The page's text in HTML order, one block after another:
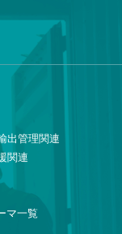
出管理関連
関連
マ一覧